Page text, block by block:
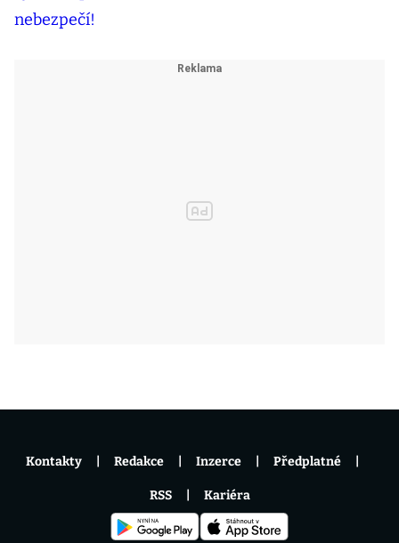
Kontakty Redakce Inzerce Předplatné
RSS Kariéra